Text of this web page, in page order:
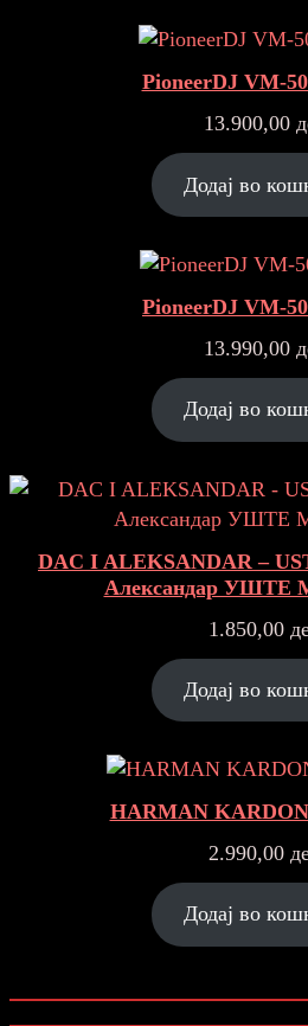
PioneerDJ VM-
13.900,00
Додај во
PioneerDJ VM-
13.990,00
Додај во
DAC I ALEKSANDAR –
Александар
1.850,00
Додај во
HARMAN
2.990,00
Додај во